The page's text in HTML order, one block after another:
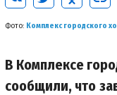
Фото: Комплекс городского
В Комплексе
сообщили, что